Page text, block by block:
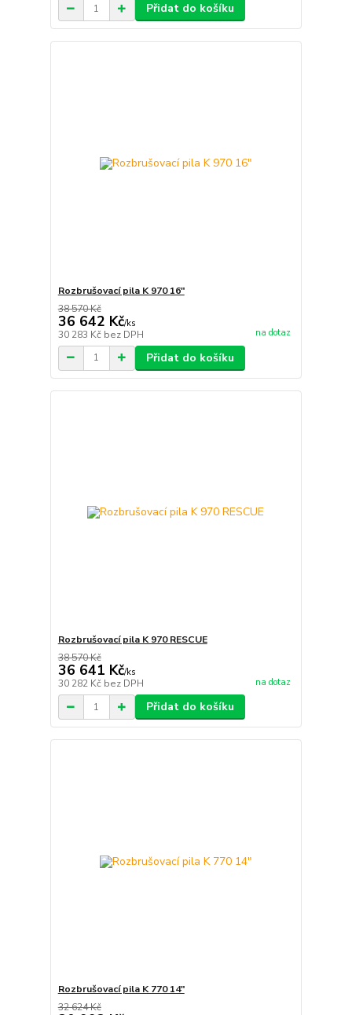
Přidat do košíku
Rozbrušovací pila K 970 16"
38 570 Kč
36 642 Kč/ks
30 283 Kč bez DPH na dotaz
Přidat do košíku
Rozbrušovací pila K 970 RESCUE
38 570 Kč
36 641 Kč/ks
30 282 Kč bez DPH na dotaz
Přidat do košíku
Rozbrušovací pila K 770 14"
32 624 Kč